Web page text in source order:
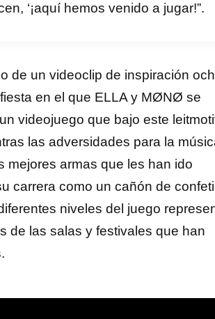
‘¡aquí hemos venido a jugar!”.
de un videoclip de inspiración
en el que ELLA y MØNØ se
videojuego que bajo este
las adversidades para la
mejores armas que les han ido
carrera como un cañón de
niveles del juego
de las salas y festivales que han